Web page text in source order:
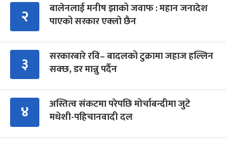
२
बालेनलाई मनीष झाको जवाफ : महान जनादेश
पाएको सरकार एक्लो छैन
३
सरकारबारे रवि– बादलको टुक्रामा जहाज हल्लिन
सक्छ, डर मान्नु पर्दैन
४
अस्तित्व संकटमा परेपछि मोर्चाबन्दीमा जुटे
मधेशी-पहिचानवादी दल